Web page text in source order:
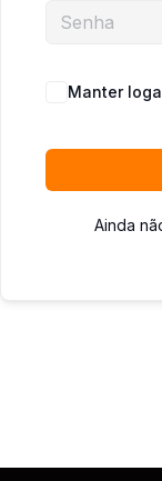
Manter
Ainda